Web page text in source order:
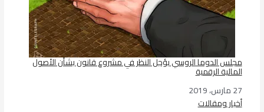
مجلس الدوما الروسي يؤجل النظر في مشروع قانون بشأن الأصول
المالية الرقمية
التاريخ
27 مارس، 2019
في ما يتعلق بما يأتي
أخبار ومقالات